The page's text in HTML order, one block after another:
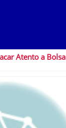
Atento a Bolsa